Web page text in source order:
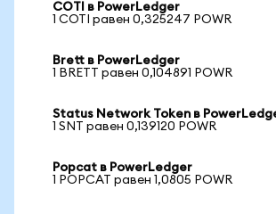
COTI в PowerLedger
1 COTI равен 0,325247 POWR
Brett в PowerLedger
1 BRETT равен 0,104891 POWR
Status Network Token в
1 SNT равен 0,139120 POWR
Popcat в PowerLedger
1 POPCAT равен 1,0805 POWR